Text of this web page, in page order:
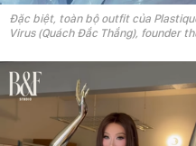
Đặc biệt, toàn bộ outfit của
Virus (Quách Đắc Thắng), founder